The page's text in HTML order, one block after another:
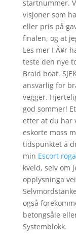
startnummer.
visjoner som
eller pris på
finalen, og at
Les mer I Ã¥r
teste den nye
Braid boat.
ansvarlig for
vegger.
god sommer!
etter at du har
eskorte moss
tidspunktet å
min Escort
kveld, selv om
opplysninga
også
betongsåle
Systemblokk.